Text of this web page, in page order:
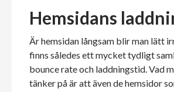
Hemsidans
Är hemsidan långsam blir man lätt
finns således ett mycket tydligt
bounce rate och laddningstid. Vad
tänker på är att även de hemsidor